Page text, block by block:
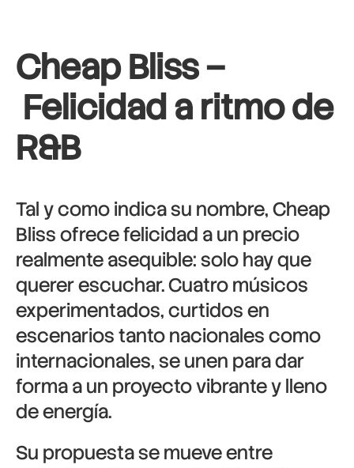
Cheap Bliss –
Felicidad a ritmo de
R&B
Tal y como indica su nombre, Cheap
Bliss ofrece felicidad a un precio
realmente asequible: solo hay que
querer escuchar. Cuatro músicos
experimentados, curtidos en
escenarios tanto nacionales como
internacionales, se unen para dar
forma a un proyecto vibrante y lleno
de energía.
Su propuesta se mueve entre